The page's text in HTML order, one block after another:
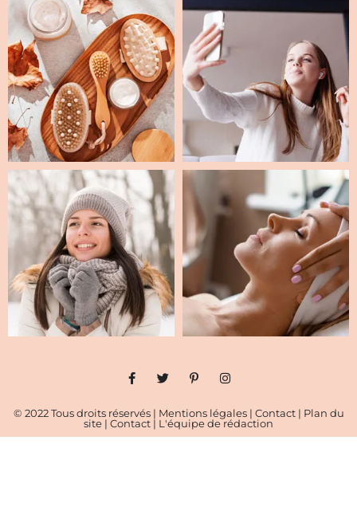
© 2022 Tous droits réservés | Mentions légales| Contact| Plan du
site | Contact | L'équipe de rédaction